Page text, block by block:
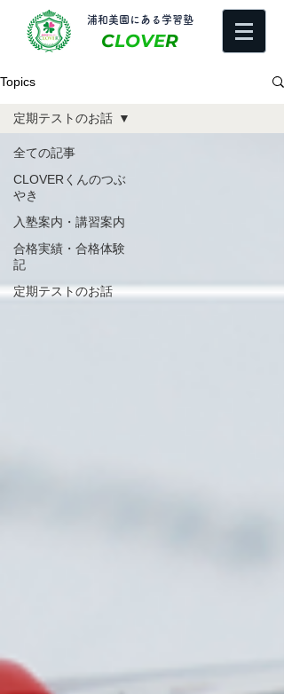
​浦和美園にある学習塾
CLOVER
Topics
全ての記事
CLOVERくんのつぶ
やき
入塾案内・講習案内
合格実績・合格体験
記
定期テストのお話
定期テストのお話